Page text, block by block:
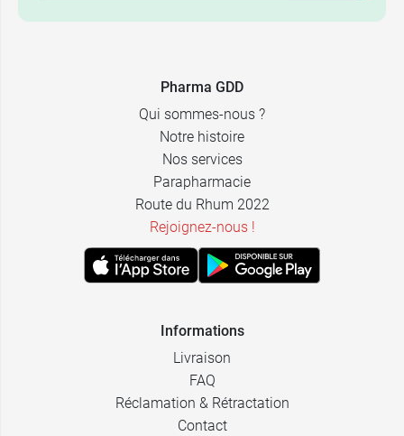
Pharma GDD
Qui sommes-nous ?
Notre histoire
Nos services
Parapharmacie
Route du Rhum 2022
Rejoignez-nous !
Informations
Livraison
FAQ
Réclamation & Rétractation
Contact